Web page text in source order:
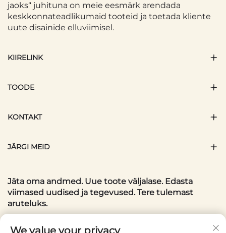
jaoks“ juhituna on meie eesmärk arendada
keskkonnateadlikumaid tooteid ja toetada kliente
uute disainide elluviimisel.
KIIRELINK
TOODE
KONTAKT
JÄRGI MEID
Jäta oma andmed. Uue toote väljalase. Edasta
viimased uudised ja tegevused. Tere tulemast
aruteluks.
Teie meiliaadress
We value your privacy